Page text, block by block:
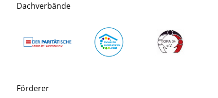
Dachverbände
Förderer